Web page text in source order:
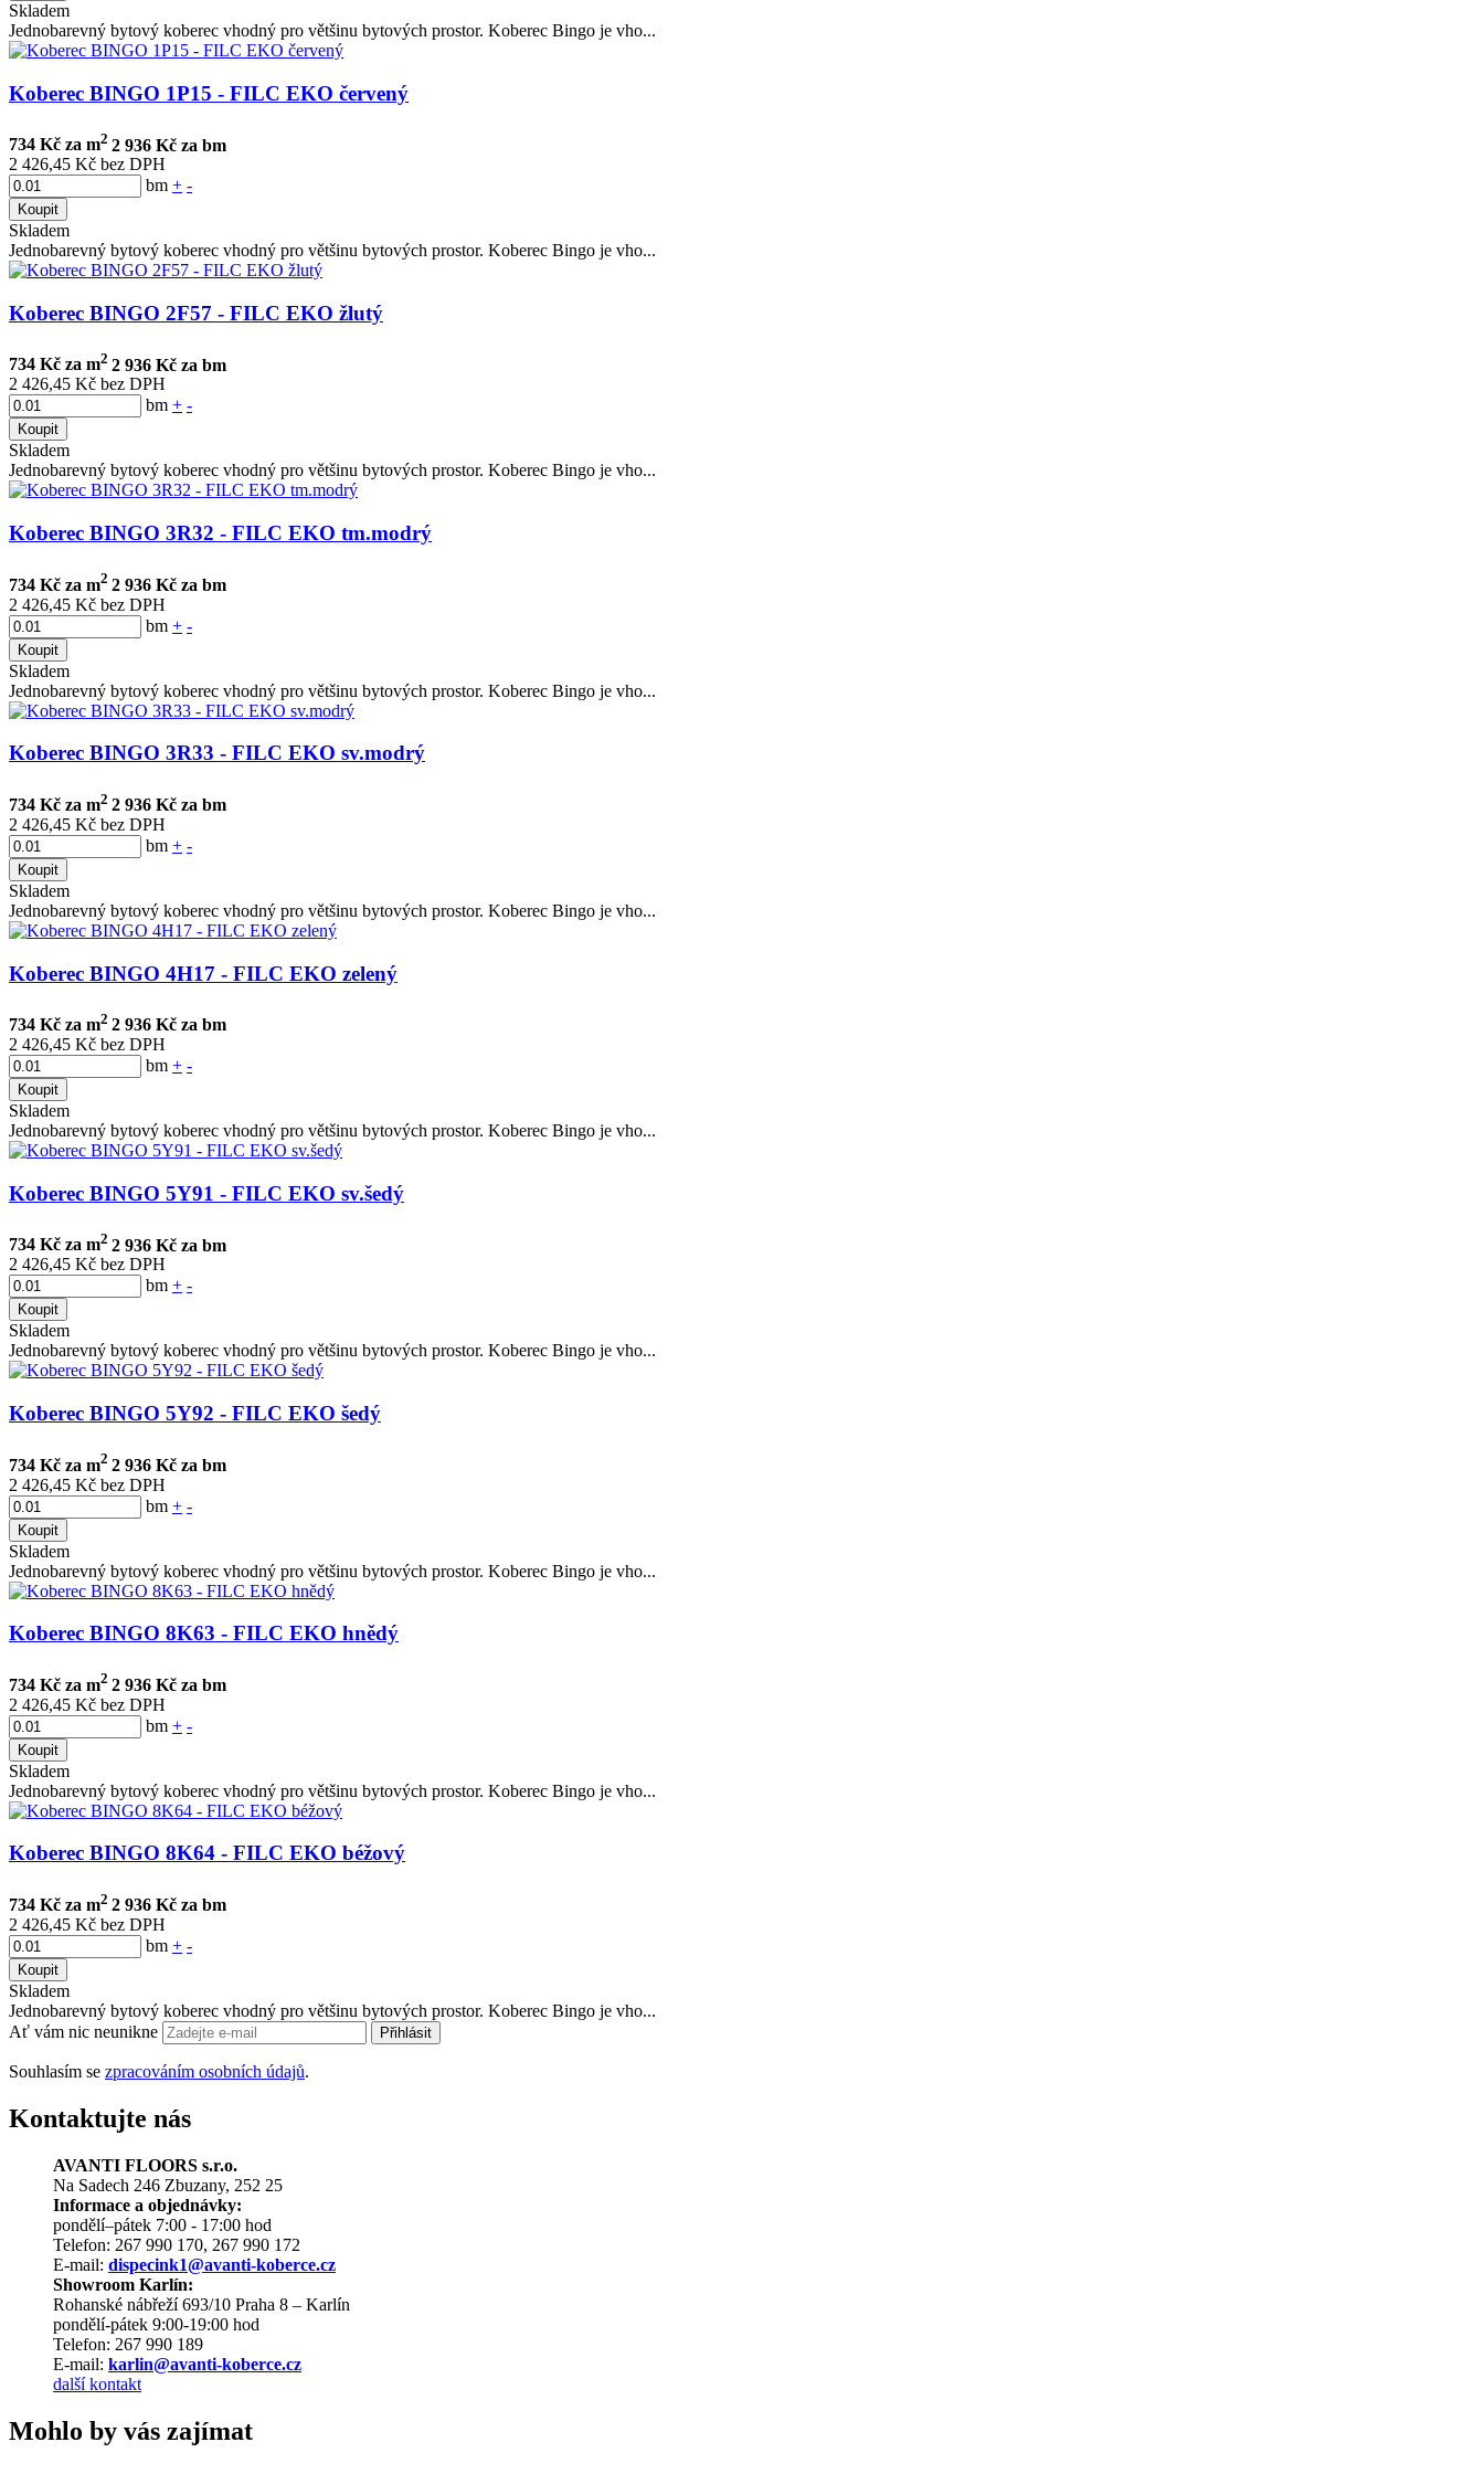
Skladem
Jednobarevný bytový koberec vhodný pro většinu bytových prostor. Koberec Bingo je vho...
Koberec BINGO 1P15 - FILC EKO červený
734 Kč za m2 2 936 Kč za bm
2 426,45 Kč bez DPH
bm + -
Koupit
Skladem
Jednobarevný bytový koberec vhodný pro většinu bytových prostor. Koberec Bingo je vho...
Koberec BINGO 2F57 - FILC EKO žlutý
734 Kč za m2 2 936 Kč za bm
2 426,45 Kč bez DPH
bm + -
Koupit
Skladem
Jednobarevný bytový koberec vhodný pro většinu bytových prostor. Koberec Bingo je vho...
Koberec BINGO 3R32 - FILC EKO tm.modrý
734 Kč za m2 2 936 Kč za bm
2 426,45 Kč bez DPH
bm + -
Koupit
Skladem
Jednobarevný bytový koberec vhodný pro většinu bytových prostor. Koberec Bingo je vho...
Koberec BINGO 3R33 - FILC EKO sv.modrý
734 Kč za m2 2 936 Kč za bm
2 426,45 Kč bez DPH
bm + -
Koupit
Skladem
Jednobarevný bytový koberec vhodný pro většinu bytových prostor. Koberec Bingo je vho...
Koberec BINGO 4H17 - FILC EKO zelený
734 Kč za m2 2 936 Kč za bm
2 426,45 Kč bez DPH
bm + -
Koupit
Skladem
Jednobarevný bytový koberec vhodný pro většinu bytových prostor. Koberec Bingo je vho...
Koberec BINGO 5Y91 - FILC EKO sv.šedý
734 Kč za m2 2 936 Kč za bm
2 426,45 Kč bez DPH
bm + -
Koupit
Skladem
Jednobarevný bytový koberec vhodný pro většinu bytových prostor. Koberec Bingo je vho...
Koberec BINGO 5Y92 - FILC EKO šedý
734 Kč za m2 2 936 Kč za bm
2 426,45 Kč bez DPH
bm + -
Koupit
Skladem
Jednobarevný bytový koberec vhodný pro většinu bytových prostor. Koberec Bingo je vho...
Koberec BINGO 8K63 - FILC EKO hnědý
734 Kč za m2 2 936 Kč za bm
2 426,45 Kč bez DPH
bm + -
Koupit
Skladem
Jednobarevný bytový koberec vhodný pro většinu bytových prostor. Koberec Bingo je vho...
Koberec BINGO 8K64 - FILC EKO béžový
734 Kč za m2 2 936 Kč za bm
2 426,45 Kč bez DPH
bm + -
Koupit
Skladem
Jednobarevný bytový koberec vhodný pro většinu bytových prostor. Koberec Bingo je vho...
Ať vám nic neunikne
Přihlásit
Souhlasím se zpracováním osobních údajů.
Kontaktujte nás
AVANTI FLOORS s.r.o.
Na Sadech 246 Zbuzany, 252 25
Informace a objednávky:
pondělí–pátek 7:00 - 17:00 hod
Telefon: 267 990 170, 267 990 172
E-mail: dispecink1@avanti-koberce.cz
Showroom Karlín:
Rohanské nábřeží 693/10 Praha 8 – Karlín
pondělí-pátek 9:00-19:00 hod
Telefon: 267 990 189
E-mail: karlin@avanti-koberce.cz
další kontakt
Mohlo by vás zajímat